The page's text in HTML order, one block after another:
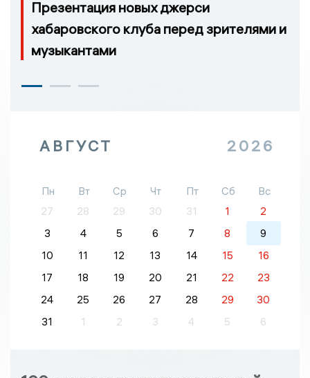
Презентация новых джерси
хабаровского клуба перед зрителями и
музыкантами
АВГУСТ 2026
Пн Вт Ср Чт Пт Сб
Вс
27
28 29 30 31 1
2
3
4 5 6 7 8
9
10
11 12 13 14 15
16
17
18 19 20 21 22
23
24
25 26 27 28 29
30
31
1 2 3 4 5 6